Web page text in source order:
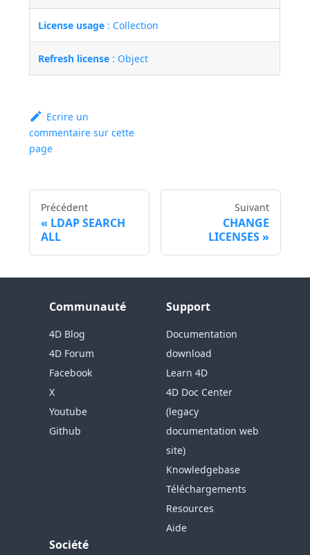
License usage : Collection
Refresh license : Object
Ecrire un
commentaire sur cette
page
Précédent
LDAP SEARCH
ALL
Suivant
CHANGE
LICENSES
Communauté
4D Blog
4D Forum
Facebook
X
Youtube
Github
Support
Documentation
download
Learn 4D
4D Doc Center
(legacy
documentation web
site)
Knowledgebase
Téléchargements
Resources
Aide
Société